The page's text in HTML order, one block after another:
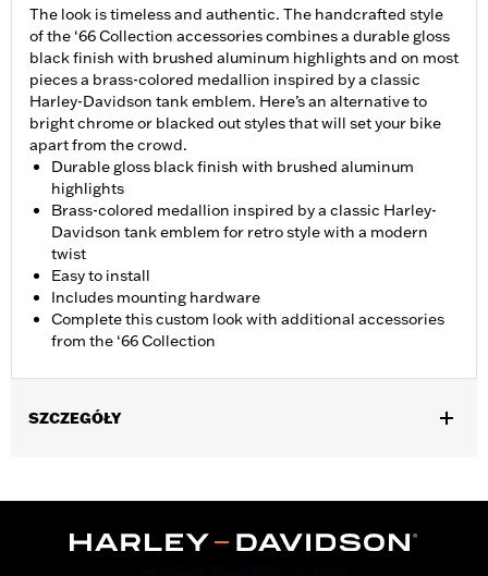
The look is timeless and authentic. The handcrafted style
of the ‘66 Collection accessories combines a durable gloss
black finish with brushed aluminum highlights and on most
pieces a brass-colored medallion inspired by a classic
Harley-Davidson tank emblem. Here’s an alternative to
bright chrome or blacked out styles that will set your bike
apart from the crowd.
Durable gloss black finish with brushed aluminum
highlights
Brass-colored medallion inspired by a classic Harley-
Davidson tank emblem for retro style with a modern
twist
Easy to install
Includes mounting hardware
Complete this custom look with additional accessories
from the ‘66 Collection
SZCZEGÓŁY
Sold In Units:Each